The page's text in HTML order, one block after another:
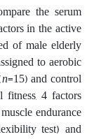
the serum
in the active
of male elderly
to aerobic
n=15) and control
fitness, 4 factors
endurance
test) and